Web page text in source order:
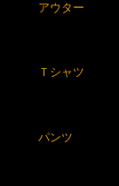
アウター
Ｔシャツ
パンツ